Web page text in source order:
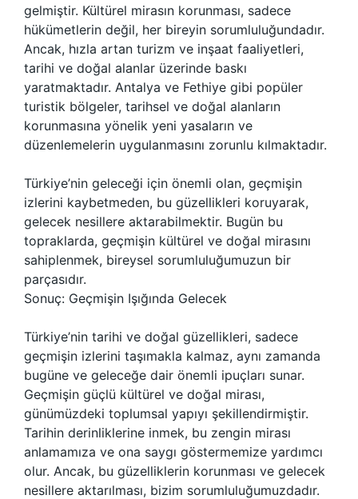
gelmiştir. Kültürel mirasın korunması, sadece
hükümetlerin değil, her bireyin sorumluluğundadır.
Ancak, hızla artan turizm ve inşaat faaliyetleri,
tarihi ve doğal alanlar üzerinde baskı
yaratmaktadır. Antalya ve Fethiye gibi popüler
turistik bölgeler, tarihsel ve doğal alanların
korunmasına yönelik yeni yasaların ve
düzenlemelerin uygulanmasını zorunlu kılmaktadır.
Türkiye’nin geleceği için önemli olan, geçmişin
izlerini kaybetmeden, bu güzellikleri koruyarak,
gelecek nesillere aktarabilmektir. Bugün bu
topraklarda, geçmişin kültürel ve doğal mirasını
sahiplenmek, bireysel sorumluluğumuzun bir
parçasıdır.
Sonuç: Geçmişin Işığında Gelecek
Türkiye’nin tarihi ve doğal güzellikleri, sadece
geçmişin izlerini taşımakla kalmaz, aynı zamanda
bugüne ve geleceğe dair önemli ipuçları sunar.
Geçmişin güçlü kültürel ve doğal mirası,
günümüzdeki toplumsal yapıyı şekillendirmiştir.
Tarihin derinliklerine inmek, bu zengin mirası
anlamamıza ve ona saygı göstermemize yardımcı
olur. Ancak, bu güzelliklerin korunması ve gelecek
nesillere aktarılması, bizim sorumluluğumuzdadır.